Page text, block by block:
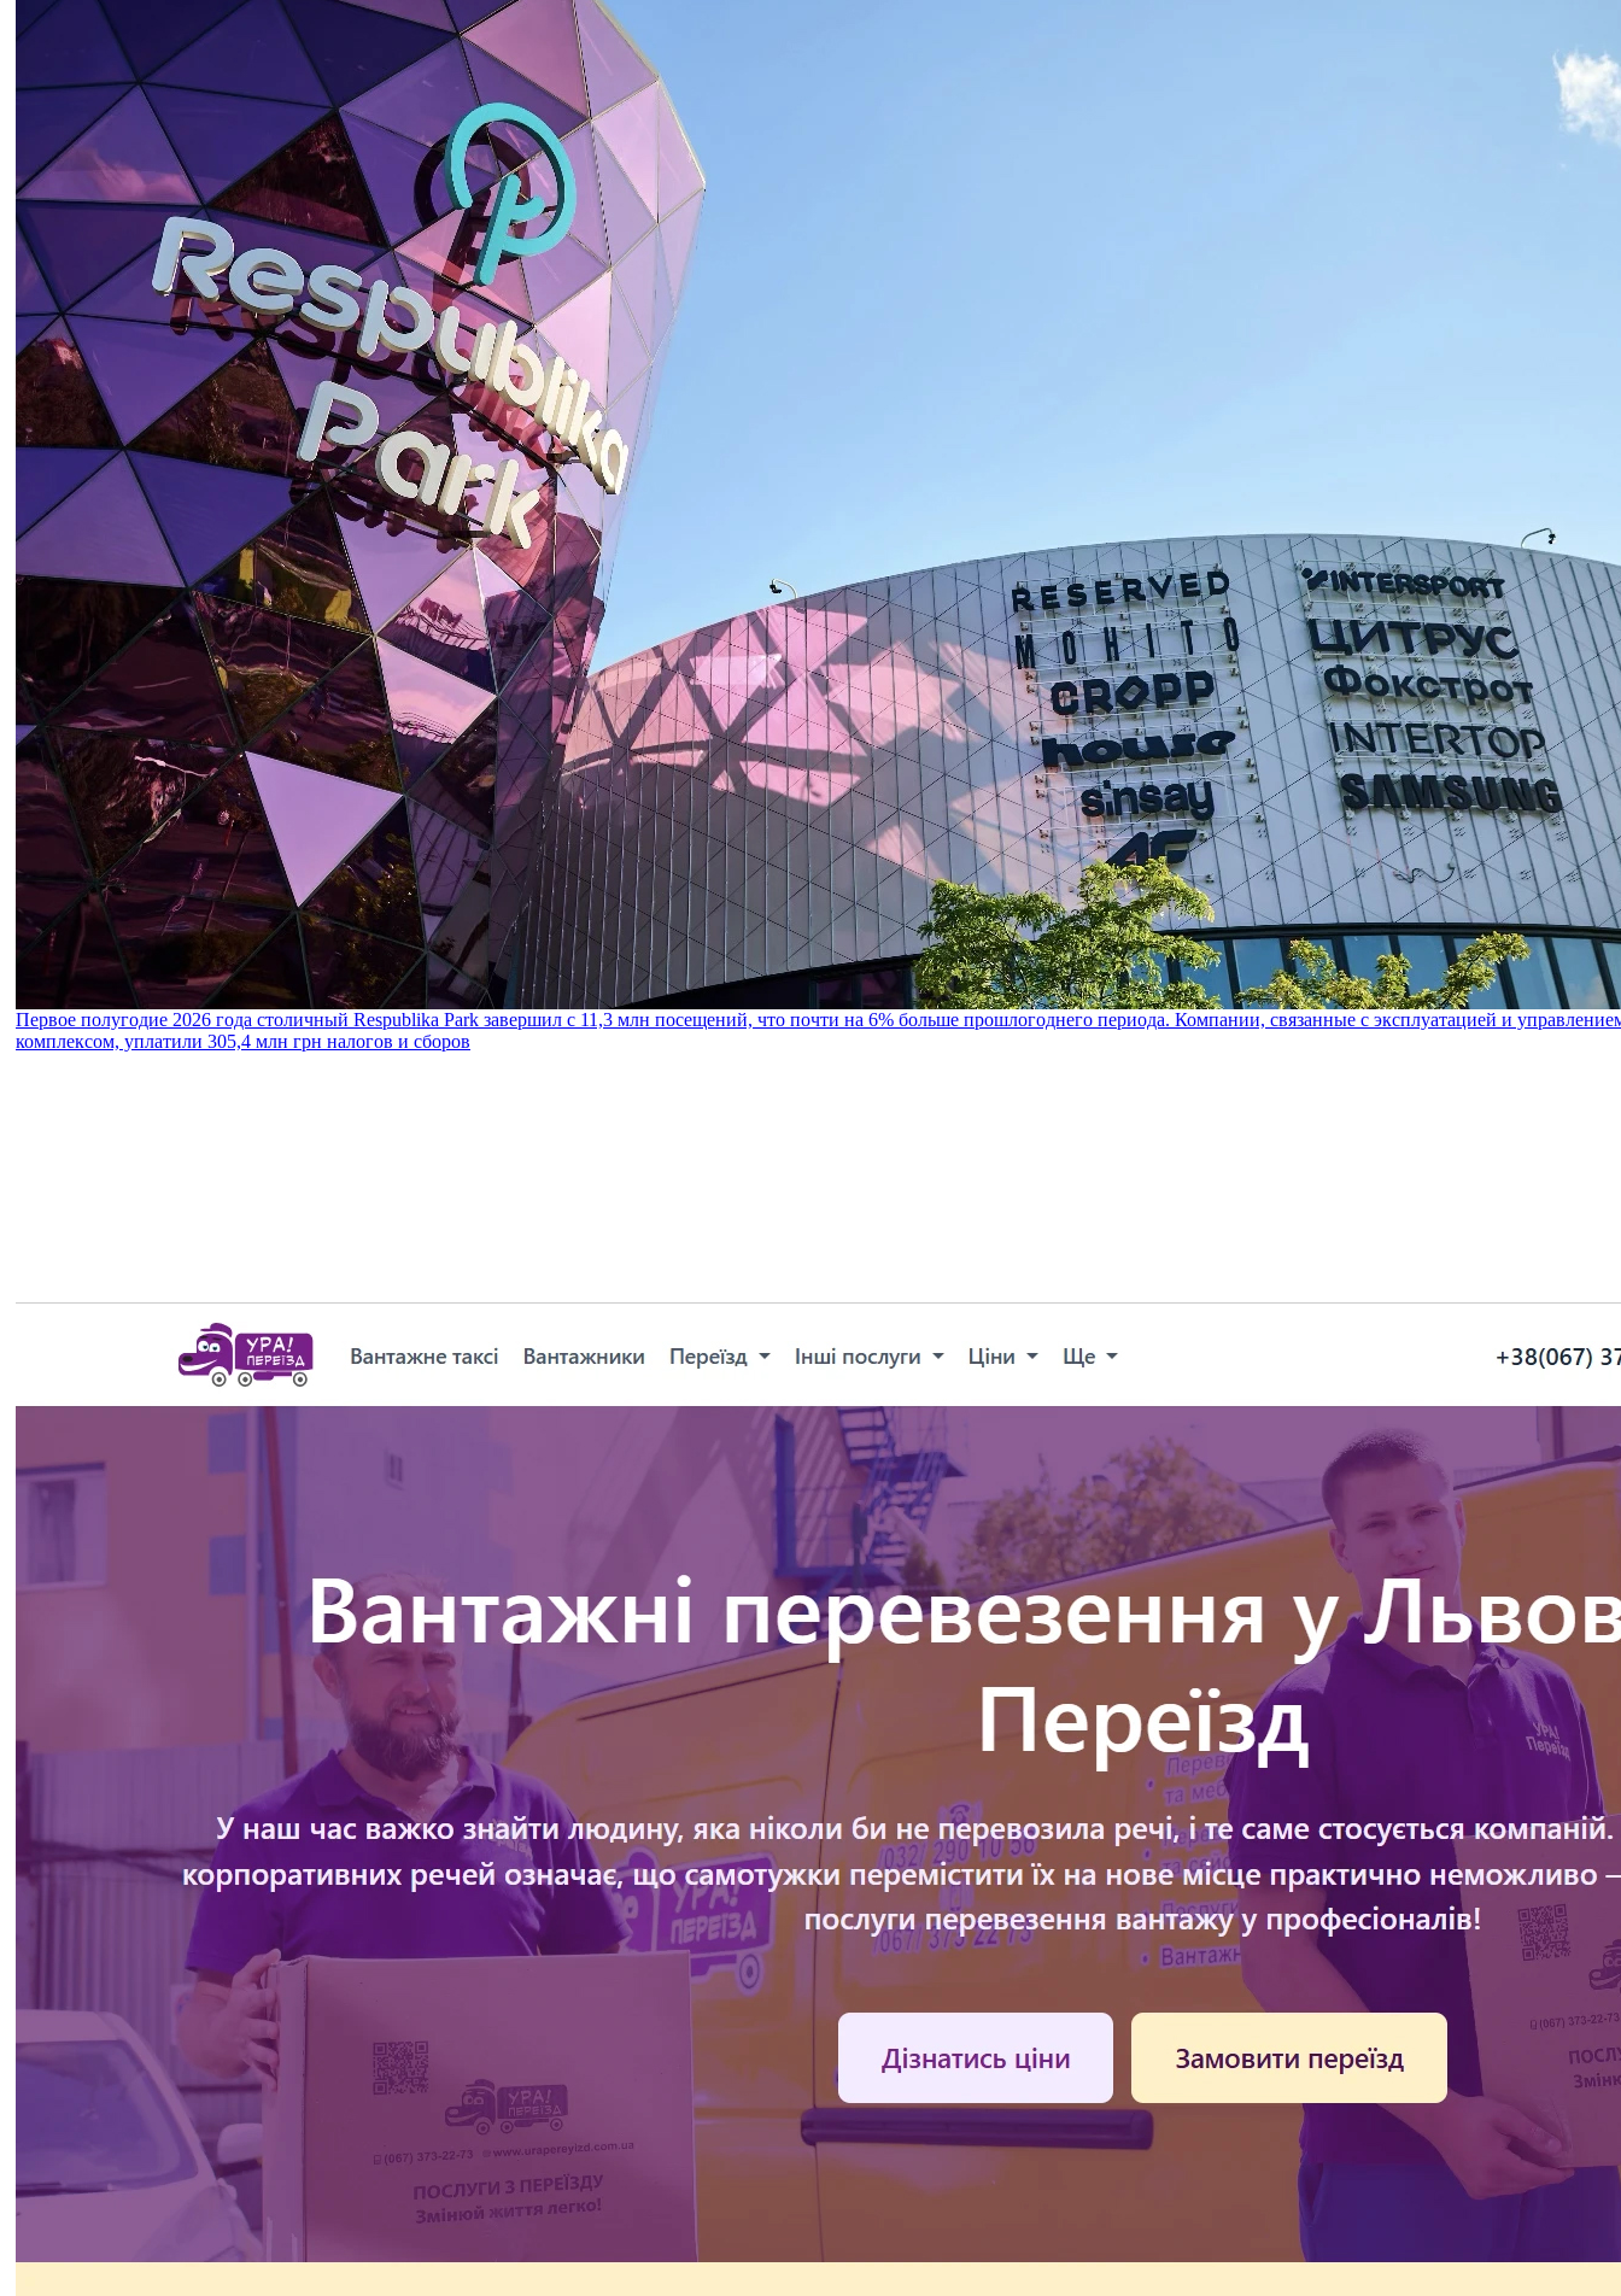
Первое полугодие 2026 года столичный Respublika Park завершил с 11,3 млн посещений, что почти на 6% больше прошлогоднего периода. Компании, связанные с эксплуатацией и
комплексом, уплатили 305,4 млн грн налогов и сборов